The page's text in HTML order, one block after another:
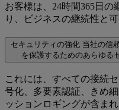
お客様は、24時間365日の
り、ビジネスの継続性と
セキュリティの強化 当社の信
を保護するためのあらゆる
これには、すべての接続
号化、多要素認証、きめ
ッションロギングが含まれ